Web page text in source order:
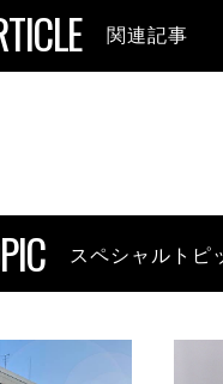
関連記事
スペシャルトピ